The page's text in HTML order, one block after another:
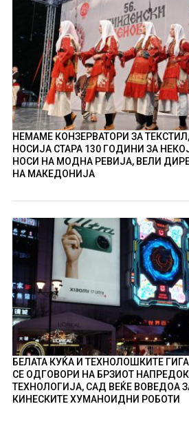
НЕМАМЕ КОНЗЕРВАТОРИ ЗА
НОСИЈА СТАРА 130 ГОДИНИ ЗА
НОСИ НА МОДНА РЕВИЈА, ВЕЛИ
НА МАКЕДОНИЈА
БЕЛАТА КУЌА И ТЕХНОЛОШКИТЕ
СЕ ОДГОВОРИ НА БРЗИОТ
ТЕХНОЛОГИЈА, САД ВЕЌЕ ВОВЕДОА
КИНЕСКИТЕ ХУМАНОИДНИ РОБОТИ